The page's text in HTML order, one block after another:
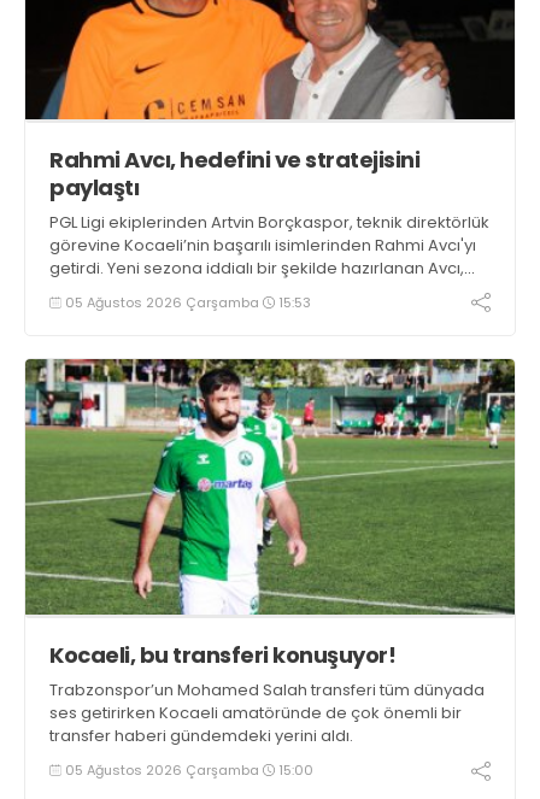
Rahmi Avcı, hedefini ve stratejisini
paylaştı
PGL Ligi ekiplerinden Artvin Borçkaspor, teknik direktörlük
görevine Kocaeli’nin başarılı isimlerinden Rahmi Avcı'yı
getirdi. Yeni sezona iddialı bir şekilde hazırlanan Avcı,
duygularını aktardı.
05 Ağustos 2026 Çarşamba 15:53
Kocaeli, bu transferi konuşuyor!
Trabzonspor’un Mohamed Salah transferi tüm dünyada
ses getirirken Kocaeli amatöründe de çok önemli bir
transfer haberi gündemdeki yerini aldı.
05 Ağustos 2026 Çarşamba 15:00